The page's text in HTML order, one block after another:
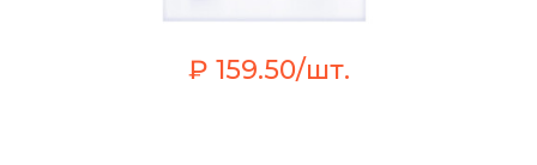
₽ 159.50/шт.